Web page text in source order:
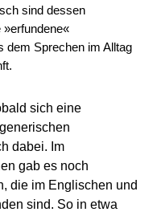
sind dessen
»erfundene«
dem Sprechen im Alltag
sich eine
dabei. Im
gab es noch
die im Englischen und
sind. So in etwa